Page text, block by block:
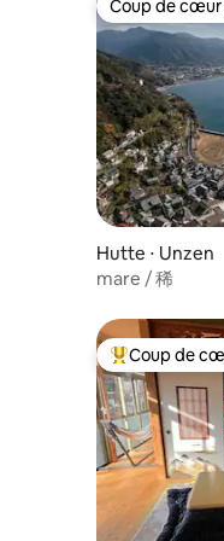
style japonais. Il y a un ★système de
cuisine, salle
piscine.Il est
des ustensiles
condiments de
vaisselle, un
micro-ondes,
pain, etc., ce
restauration autonome.
barbecue
filets ou de
fournitures de
disponibles) Il est situé le long de la route
dispose donc
la ville de
les mieux notées. Veuillez
plus de 6
ouverte
Coup de cœur
Coup de cœur
Hutte ⋅ Unzen
mare / 稀
Coups de
Coup de